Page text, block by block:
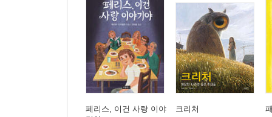
페리스, 이건 사랑 이야
크리처